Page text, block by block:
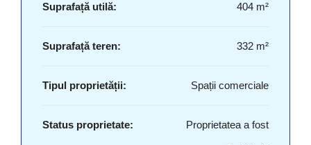
Suprafață utilă: 404 m²
Suprafață teren: 332 m²
Tipul proprietății: Spații comerciale
Status proprietate: Proprietatea a fost